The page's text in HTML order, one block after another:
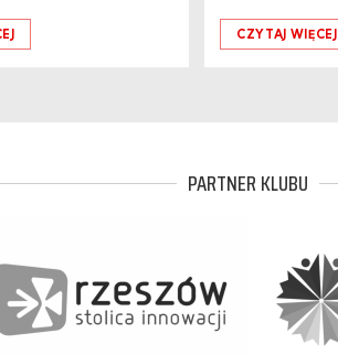
CZYTAJ WIĘCEJ
PARTNER KLUBU